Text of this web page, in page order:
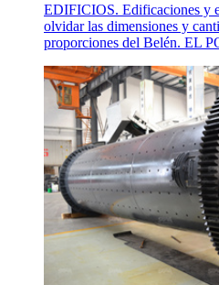
EDIFICIOS. Edificaciones y
olvidar las dimensiones y
proporciones del Belén. EL